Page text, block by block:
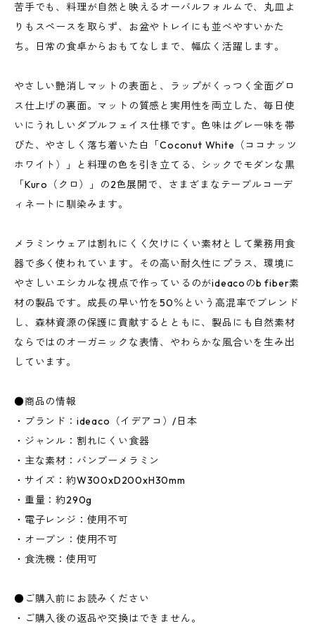
苦手でも、料理が自然と映えるオーバルフォルムで、丸皿よ
りもスペースを取らず、お盆やトレイにも並べやすいかた
ち。日常の食卓からおもてなしまで、幅広く活躍します。
やさしい艶消しマットの表面と、ラップがくっつく全面グロ
ス仕上げの裏面。マットの質感と実用性を両立した、毎日使
いにうれしいダブルフェイス仕様です。色味はグレー味を帯
びた、やさしく落ち着いた白「Coconut White（ココナッツ
ホワイト）」と料理の色を引き立てる、シックでモダンな黒
「Kuro（クロ）」の2色展開で、さまざまなテーブルコーデ
ィネートに馴染みます。
メラミンウェアは割れにくく欠けにくい素材として業務用食
器で多く使われています。その高い耐久性にプラス、環境に
やさしいエシカルな視点で作っているのがideacoのb fiber素
材の製品です。成長の早い竹を50％という高混率でブレンド
し、森林資源の保護に貢献するとともに、製品にも自然素材
ならではのオーガニックな表情、やわらかな風合いを生み出
しています。
●商品の情報
・ブランド：ideaco（イデアコ）/日本
・ジャンル：割れにくい食器
・主な素材：バンブーメラミン
・サイズ：約W300xD200xH30mm
・重量：約290g
・電子レンジ：使用不可
・オーブン：使用不可
・食洗機：使用可
●ご購入前にお読みください
・ご購入後の返品や交換はできません。